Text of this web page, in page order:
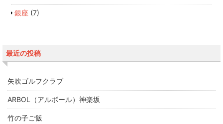
銀座 (7)
最近の投稿
矢吹ゴルフクラブ
ARBOL（アルボール）神楽坂
竹の子ご飯